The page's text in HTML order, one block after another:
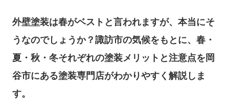
外壁塗装は春がベストと言われますが、本当にそ
うなのでしょうか？諏訪市の気候をもとに、春・
夏・秋・冬それぞれの塗装メリットと注意点を岡
谷市にある塗装専門店がわかりやすく解説しま
す。